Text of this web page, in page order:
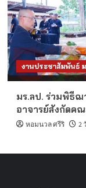
งานประชาสัมพันธ์
มร.ลป. ร่วมพิธีฌ
อาจารย์สังกัดค
หอมนวล ศรีริ 2